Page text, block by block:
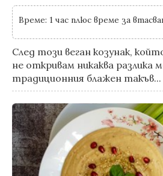
Време: 1 час плюс време за
След този веган козунак,
не откривам никаква разлика
традиционния блажен такъв...